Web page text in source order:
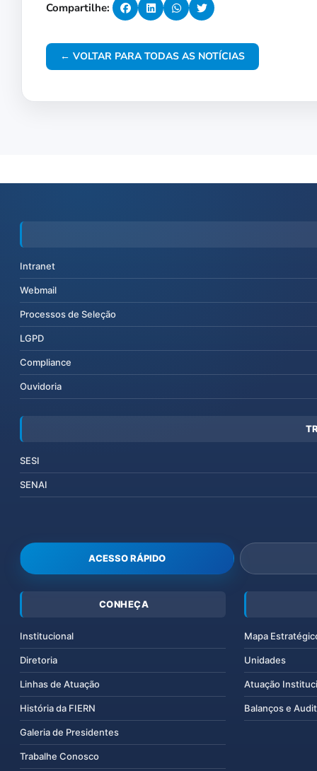
Compartilhe:
← VOLTAR PARA TODAS AS NOTÍCIAS
Intranet
Webmail
Processos de Seleção
LGPD
Compliance
Ouvidoria
SESI
SENAI
ACESSO RÁPIDO
CONHEÇA
Institucional
Diretoria
Linhas de Atuação
História da FIERN
Galeria de Presidentes
Trabalhe Conosco
Mapa
Unidades
Atuação
Balanços e